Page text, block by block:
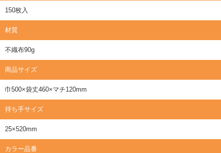
150枚入
材質
不織布90g
商品サイズ
巾500×袋丈460×マチ120mm
持ち手サイズ
25×520mm
カラー品番